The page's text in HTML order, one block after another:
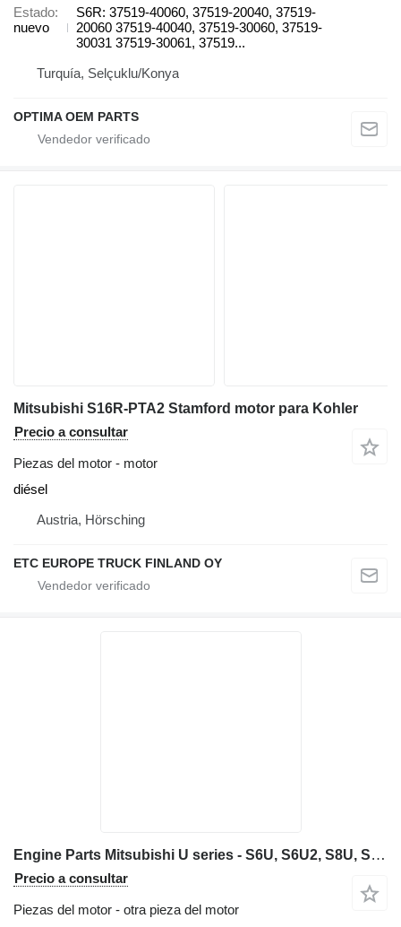
Estado
nuevo
S6R: 37519-40060, 37519-20040, 37519-
20060 37519-40040, 37519-30060, 37519-
30031 37519-30061, 37519...
Turquía, Selçuklu/Konya
OPTIMA OEM PARTS
Mitsubishi S16R-PTA2 Stamford motor para Kohler
Precio a consultar
Piezas del motor - motor
diésel
Austria, Hörsching
ETC EUROPE TRUCK FINLAND OY
Engine Parts Mitsubishi U series - S6U, S6U2, S8U, S12U, S16U S6U2:
Precio a consultar
Piezas del motor - otra pieza del motor